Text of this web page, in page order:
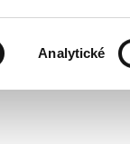
Analytické